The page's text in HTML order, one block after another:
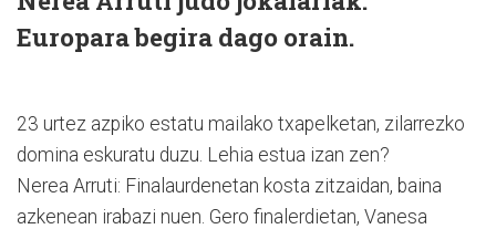
Europara begira dago orain.
23 urtez azpiko estatu mailako txapelketan, zilarrezko
domina eskuratu duzu. Lehia estua izan zen?
Nerea Arruti: Finalaurdenetan kosta zitzaidan, baina
azkenean irabazi nuen. Gero finalerdietan, Vanesa